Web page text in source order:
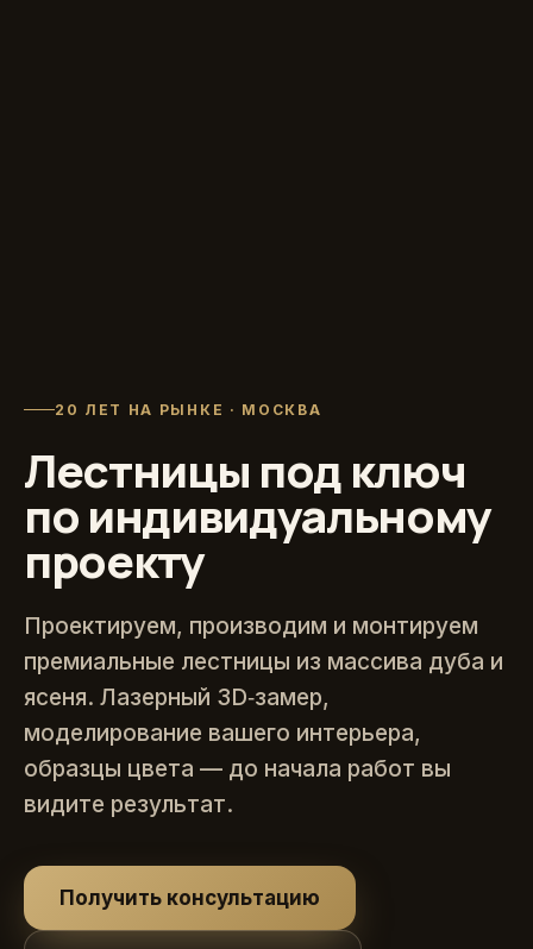
20 ЛЕТ НА РЫНКЕ · МОСКВА
Лестницы под ключ
по индивидуальному
проекту
Проектируем, производим и монтируем
премиальные лестницы из массива дуба и
ясеня. Лазерный 3D‑замер,
моделирование вашего интерьера,
образцы цвета — до начала работ вы
видите результат.
Получить консультацию